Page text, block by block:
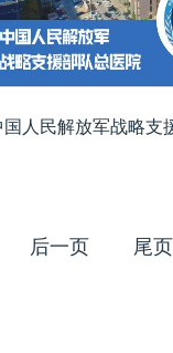
后一页 尾页